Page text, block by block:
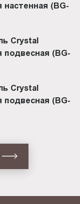
(BG-
Crystal
подвесная (BG-
Crystal
подвесная (BG-